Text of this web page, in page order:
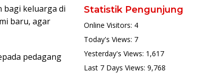
bagi keluarga di
baru, agar
pedagang
Statistik Pengunjung
Online Visitors: 4
Today's Views: 7
Yesterday's Views: 1,617
Last 7 Days Views: 9,768